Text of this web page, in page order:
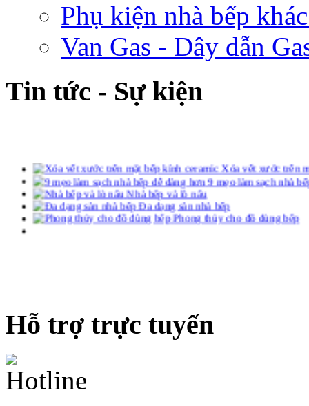
Phụ kiện nhà bếp khác
Van Gas - Dây dẫn
Tin tức - Sự kiện
Nhà bếp và lò nấu
Đa dạng sàn nhà bếp
Phong thủy cho đồ dùng bếp
Hỗ trợ trực tuyến